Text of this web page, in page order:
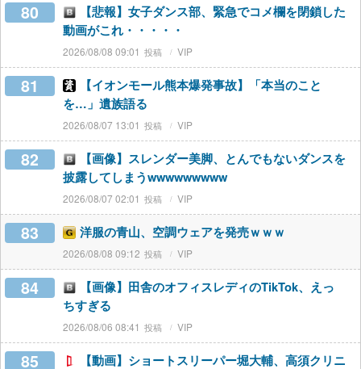
80
【悲報】女子ダンス部、緊急でコメ欄を閉鎖した
動画がこれ・・・・・
2026/08/08 09:01 VIP
81
【イオンモール熊本爆発事故】「本当のこと
を…」遺族語る
2026/08/07 13:01 VIP
82
【画像】スレンダー美脚、とんでもないダンスを
披露してしまうwwwwwwwww
2026/08/07 02:01 VIP
83 洋服の青山、空調ウェアを発売ｗｗｗ
2026/08/08 09:12 VIP
84
【画像】田舎のオフィスレディのTikTok、えっ
ちすぎる
2026/08/06 08:41 VIP
85
【動画】ショートスリーパー堀大輔、高須クリニ